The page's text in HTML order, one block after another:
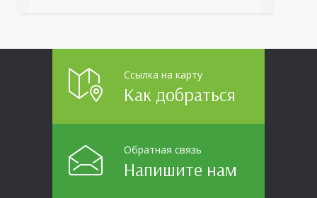
Ссылка на карту
Как добраться
Обратная связь
Напишите нам